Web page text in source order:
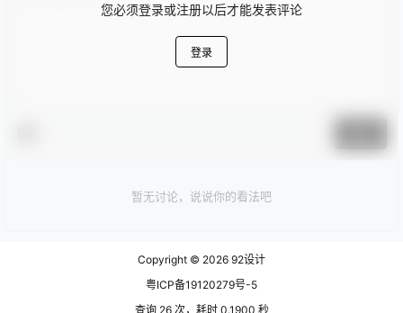
您必须登录或注册以后才能发表评论
登录
暂无讨论，说说你的看法吧
Copyright © 2026 92设计
粤ICP备19120279号-5
查询 26 次，耗时 0.1900 秒